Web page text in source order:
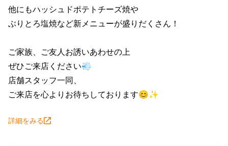
せんと
海老どて食堂
華花
財政状況
IRライブラリ
決算短信
決算説明資料
有価証券報告書等法定開示資料
株価情報
株主優待
ご意見・アンケート（ご来店の方）
リンク集
サイトマップ
他にもハッシュドポテトチーズ焼や
ぶりとろ塩焼など新メニューが盛りだくさん！
ご家族、ご友人お誘いあわせの上
ぜひご来店ください💨
店舗スタッフ一同、
ご来店を心よりお待ちしております😊✨
詳細をみる